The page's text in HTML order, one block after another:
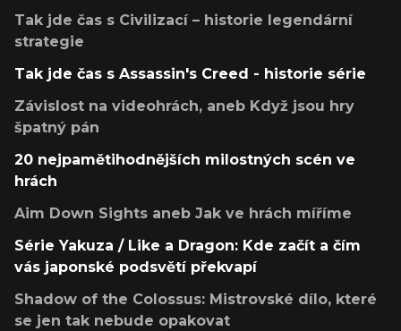
Tak jde čas s Civilizací – historie legendární
strategie
Tak jde čas s Assassin's Creed - historie série
Závislost na videohrách, aneb Když jsou hry
špatný pán
20 nejpamětihodnějších milostných scén ve
hrách
Aim Down Sights aneb Jak ve hrách míříme
Série Yakuza / Like a Dragon: Kde začít a čím
vás japonské podsvětí překvapí
Shadow of the Colossus: Mistrovské dílo, které
se jen tak nebude opakovat